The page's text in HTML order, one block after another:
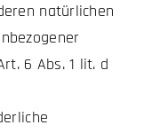
natürlichen
6 Abs. 1 lit. d